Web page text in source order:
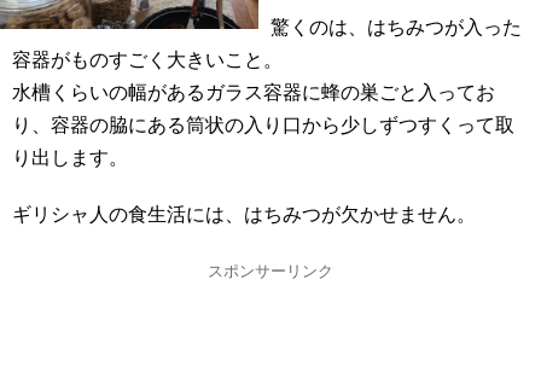
驚くのは、はちみつが入った
容器がものすごく大きいこと。
水槽くらいの幅があるガラス容器に蜂の巣ごと入ってお
り、容器の脇にある筒状の入り口から少しずつすくって取
り出します。
ギリシャ人の食生活には、はちみつが欠かせません。
スポンサーリンク